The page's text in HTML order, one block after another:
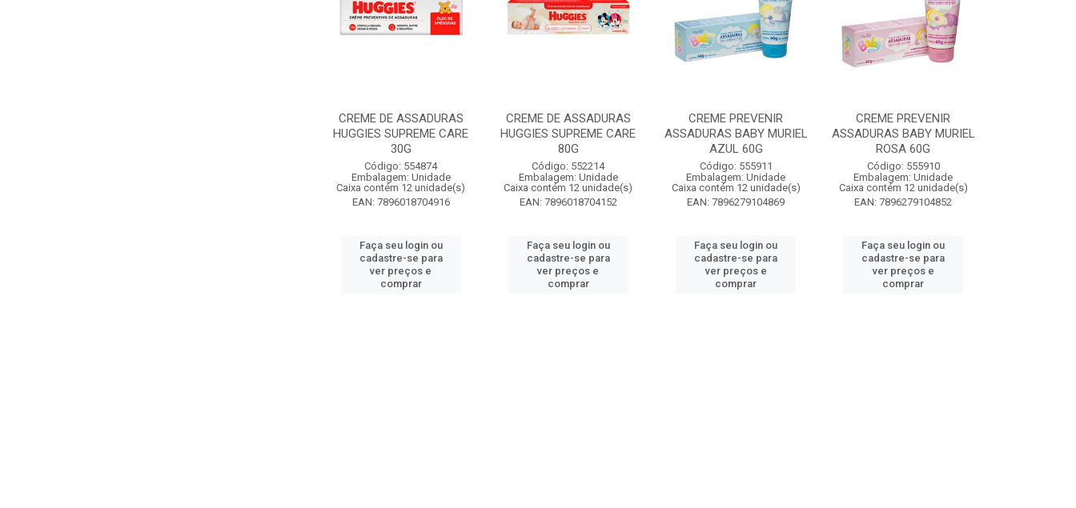
CREME DE ASSADURAS
HUGGIES SUPREME CARE
30G
Código: 554874
Embalagem: Unidade
Caixa contém 12 unidade(s)
EAN: 7896018704916
Faça seu login ou
cadastre-se para
ver preços e
comprar
CREME DE ASSADURAS
HUGGIES SUPREME CARE
80G
Código: 552214
Embalagem: Unidade
Caixa contém 12 unidade(s)
EAN: 7896018704152
Faça seu login ou
cadastre-se para
ver preços e
comprar
CREME PREVENIR
ASSADURAS BABY MURIEL
AZUL 60G
Código: 555911
Embalagem: Unidade
Caixa contém 12 unidade(s)
EAN: 7896279104869
Faça seu login ou
cadastre-se para
ver preços e
comprar
CREME PREVENIR
ASSADURAS BABY MURIEL
ROSA 60G
Código: 555910
Embalagem: Unidade
Caixa contém 12 unidade(s)
EAN: 7896279104852
Faça seu login ou
cadastre-se para
ver preços e
comprar